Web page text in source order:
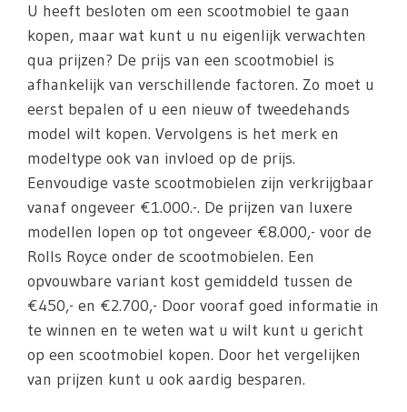
U heeft besloten om een scootmobiel te gaan
kopen, maar wat kunt u nu eigenlijk verwachten
qua prijzen? De prijs van een scootmobiel is
afhankelijk van verschillende factoren. Zo moet u
eerst bepalen of u een nieuw of tweedehands
model wilt kopen. Vervolgens is het merk en
modeltype ook van invloed op de prijs.
Eenvoudige vaste scootmobielen zijn verkrijgbaar
vanaf ongeveer €1.000.-. De prijzen van luxere
modellen lopen op tot ongeveer €8.000,- voor de
Rolls Royce onder de scootmobielen. Een
opvouwbare variant kost gemiddeld tussen de
€450,- en €2.700,- Door vooraf goed informatie in
te winnen en te weten wat u wilt kunt u gericht
op een scootmobiel kopen. Door het vergelijken
van prijzen kunt u ook aardig besparen.